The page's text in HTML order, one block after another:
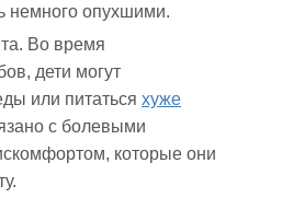
немного опухшими.
Во время
дети могут
или питаться хуже
с болевыми
которые они